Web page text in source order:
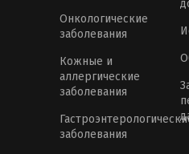
Онкологические
заболевания
Кожные и
аллергические
заболевания
заболевания